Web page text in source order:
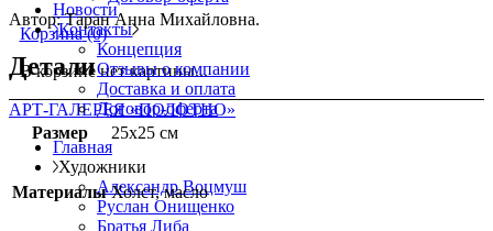
Корзина (0)
В корзине нет картины...
АРТ-ГАЛЕРЕЯ «ПОЛОТНО»
Главная
Художники
Александр Воцмуш
Руслан Онищенко
Братья Либа
Новости
Контакты
Концепция
Отзывы о компании
Доставка и оплата
Договор-оферта
Автор: Таран Анна Михайловна.
Детали
Размер 25х25 см
Материалы Холст, масло